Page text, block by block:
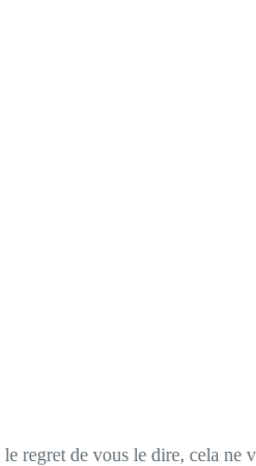
regret de vous le dire, cela ne